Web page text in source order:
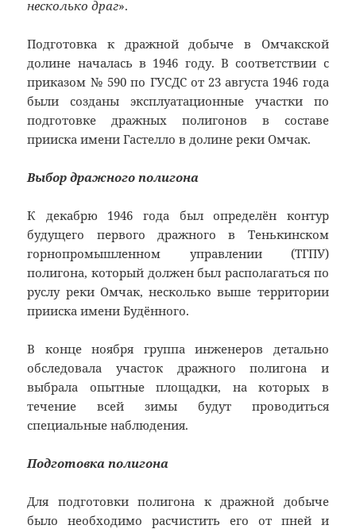
несколько драг».
Подготовка к дражной добыче в Омчакской
долине началась в 1946 году. В соответствии с
приказом № 590 по ГУСДС от 23 августа 1946 года
были созданы эксплуатационные участки по
подготовке дражных полигонов в составе
прииска имени Гастелло в долине реки Омчак.
Выбор дражного полигона
К декабрю 1946 года был определён контур
будущего первого дражного в Тенькинском
горнопромышленном управлении (ТГПУ)
полигона, который должен был располагаться по
руслу реки Омчак, несколько выше территории
прииска имени Будённого.
В конце ноября группа инженеров детально
обследовала участок дражного полигона и
выбрала опытные площадки, на которых в
течение всей зимы будут проводиться
специальные наблюдения.
Подготовка полигона
Для подготовки полигона к дражной добыче
было необходимо расчистить его от пней и